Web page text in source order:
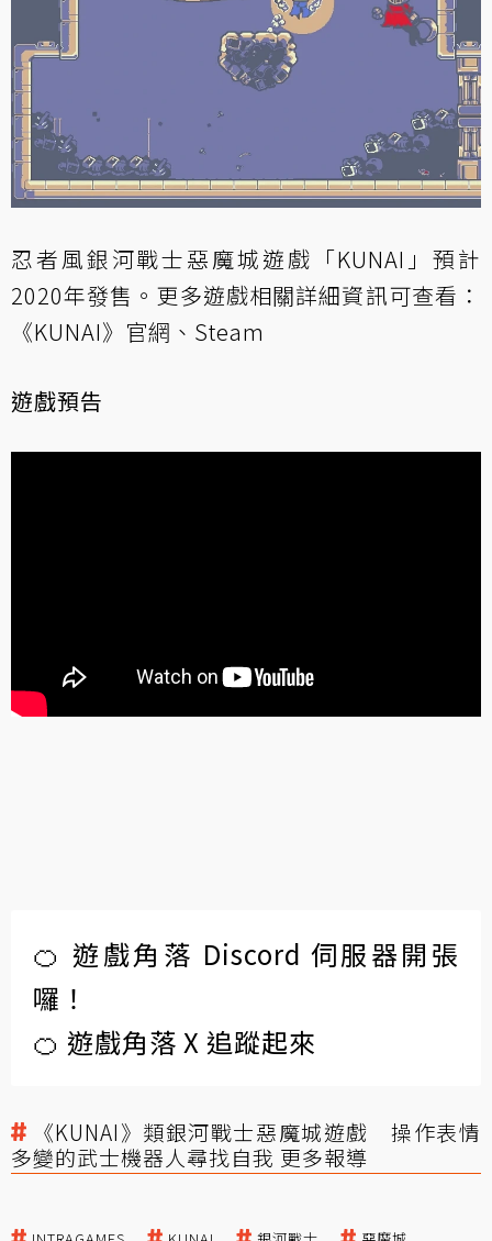
忍者風銀河戰士惡魔城遊戲「KUNAI」預計
2020年發售。更多遊戲相關詳細資訊可查看：
《KUNAI》官網 、 Steam
遊戲預告
🍊 遊戲角落 Discord 伺服器開張
囉！
🍊 遊戲角落 X 追蹤起來
《KUNAI》類銀河戰士惡魔城遊戲 操作表情
多變的武士機器人尋找自我 更多報導